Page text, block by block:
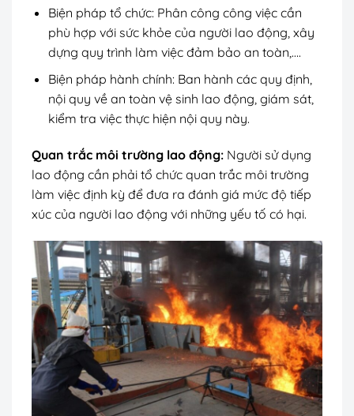
Biện pháp tổ chức: Phân công công việc cần
phù hợp với sức khỏe của người lao động, xây
dựng quy trình làm việc đảm bảo an toàn,….
Biện pháp hành chính: Ban hành các quy định,
nội quy về an toàn vệ sinh lao động, giám sát,
kiểm tra việc thực hiện nội quy này.
Quan trắc môi trường lao động: Người sử dụng
lao động cần phải tổ chức quan trắc môi trường
làm việc định kỳ để đưa ra đánh giá mức độ tiếp
xúc của người lao động với những yếu tố có hại.